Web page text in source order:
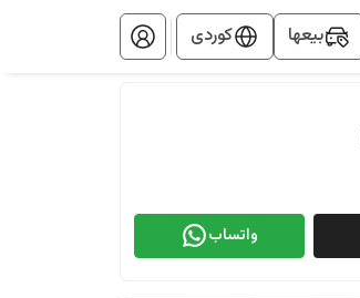
بيعها کوردی
واتساب